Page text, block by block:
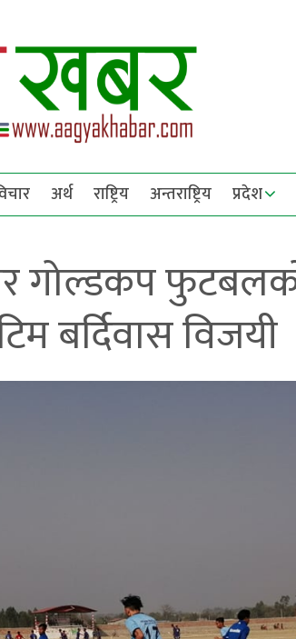
अर्थ राष्ट्रिय अन्तराष्ट्रिय प्रदेश
गोल्डकप
बर्दिवास विजयी